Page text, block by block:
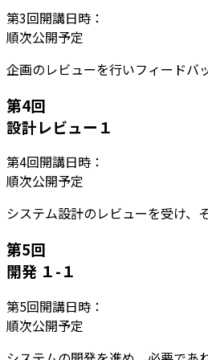
第3回開講日時：
順次公開予定
企画のレビューを行いフィードバ
第4回
設計レビュー１
第4回開講日時：
順次公開予定
システム設計のレビューを受け、
第5回
開発 １-１
第5回開講日時：
順次公開予定